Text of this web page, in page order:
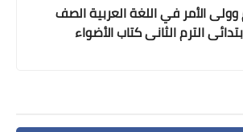
وولى الأمر في اللغة العربية الصف
الترم الثانى كتاب الأضواء